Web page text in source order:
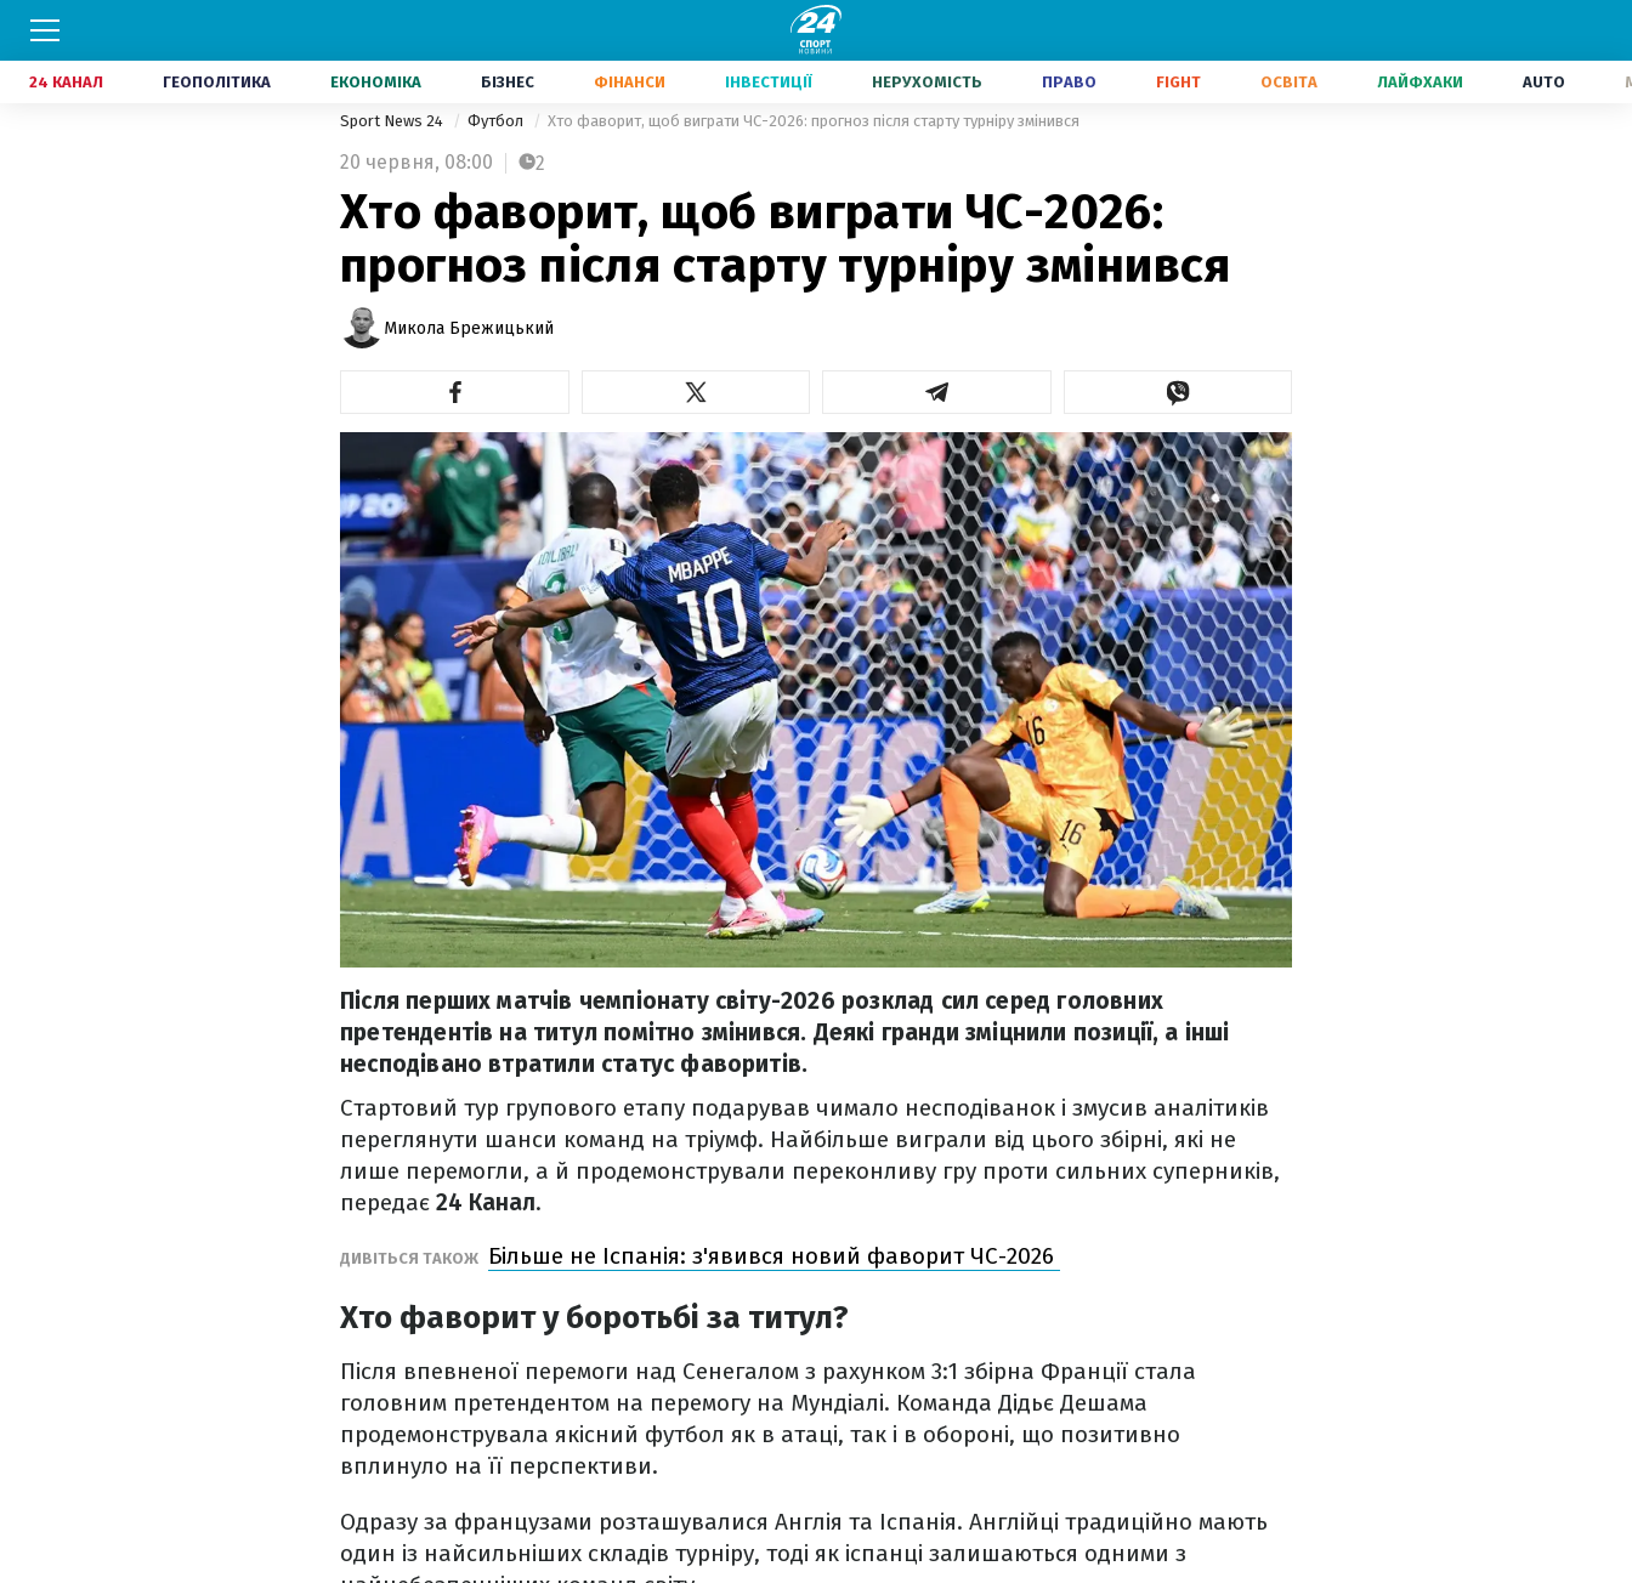
24 КАНАЛ ГЕОПОЛІТИКА ЕКОНОМІКА БІЗНЕС ФІНАНСИ ІНВЕСТИЦІЇ НЕРУХОМІСТЬ ПРАВО FIGHT ОСВІТА ЛАЙФХАКИ AUTO
Sport News 24 Футбол Хто фаворит, щоб виграти ЧС-2026: прогноз після старту турніру змінився
20 червня, 08:00 2
Хто фаворит, щоб виграти ЧС-2026:
прогноз після старту турніру змінився
Микола Брежицький
Після перших матчів чемпіонату світу-2026 розклад сил серед головних
претендентів на титул помітно змінився. Деякі гранди зміцнили позиції, а інші
несподівано втратили статус фаворитів.
Стартовий тур групового етапу подарував чимало несподіванок і змусив аналітиків
переглянути шанси команд на тріумф. Найбільше виграли від цього збірні, які не
лише перемогли, а й продемонстрували переконливу гру проти сильних суперників,
передає 24 Канал.
ДИВІТЬСЯ ТАКОЖ Більше не Іспанія: з'явився новий фаворит ЧС-2026
Хто фаворит у боротьбі за титул?
Після впевненої перемоги над Сенегалом з рахунком 3:1 збірна Франції стала
головним претендентом на перемогу на Мундіалі. Команда Дідьє Дешама
продемонструвала якісний футбол як в атаці, так і в обороні, що позитивно
вплинуло на її перспективи.
Одразу за французами розташувалися Англія та Іспанія. Англійці традиційно мають
один із найсильніших складів турніру, тоді як іспанці залишаються одними з